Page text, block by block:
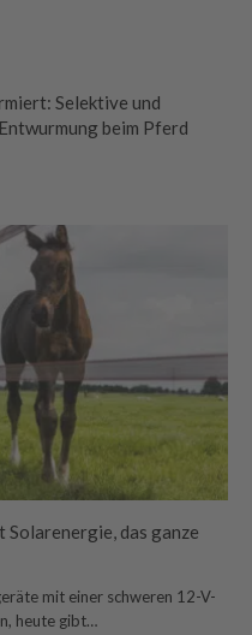
Selektive und
beim Pferd
das ganze
mit einer schweren 12-V-
heute gibt…